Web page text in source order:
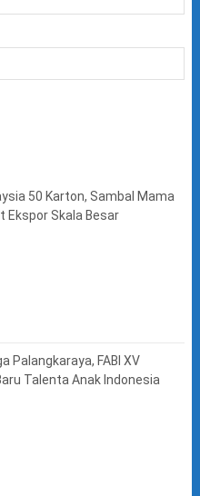
50 Karton, Sambal Mama
Ekspor Skala Besar
Palangkaraya, FABI XV
Talenta Anak Indonesia